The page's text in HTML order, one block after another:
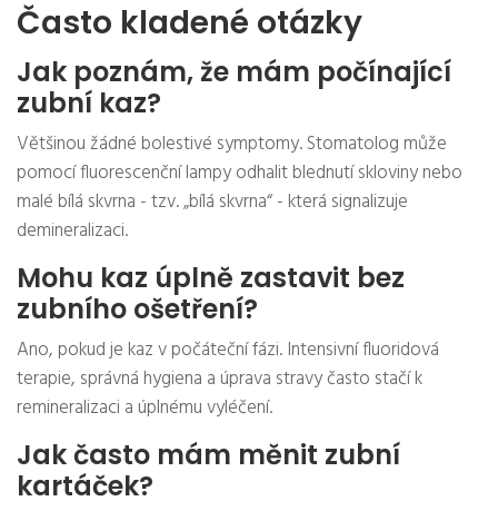
Často kladené otázky
Jak poznám, že mám počínající
zubní kaz?
Většinou žádné bolestivé symptomy. Stomatolog může
pomocí fluorescenční lampy odhalit blednutí skloviny nebo
malé bílá skvrna - tzv. „bílá skvrna“ - která signalizuje
demineralizaci.
Mohu kaz úplně zastavit bez
zubního ošetření?
Ano, pokud je kaz v počáteční fázi. Intensivní fluoridová
terapie, správná hygiena a úprava stravy často stačí k
remineralizaci a úplnému vyléčení.
Jak často mám měnit zubní
kartáček?